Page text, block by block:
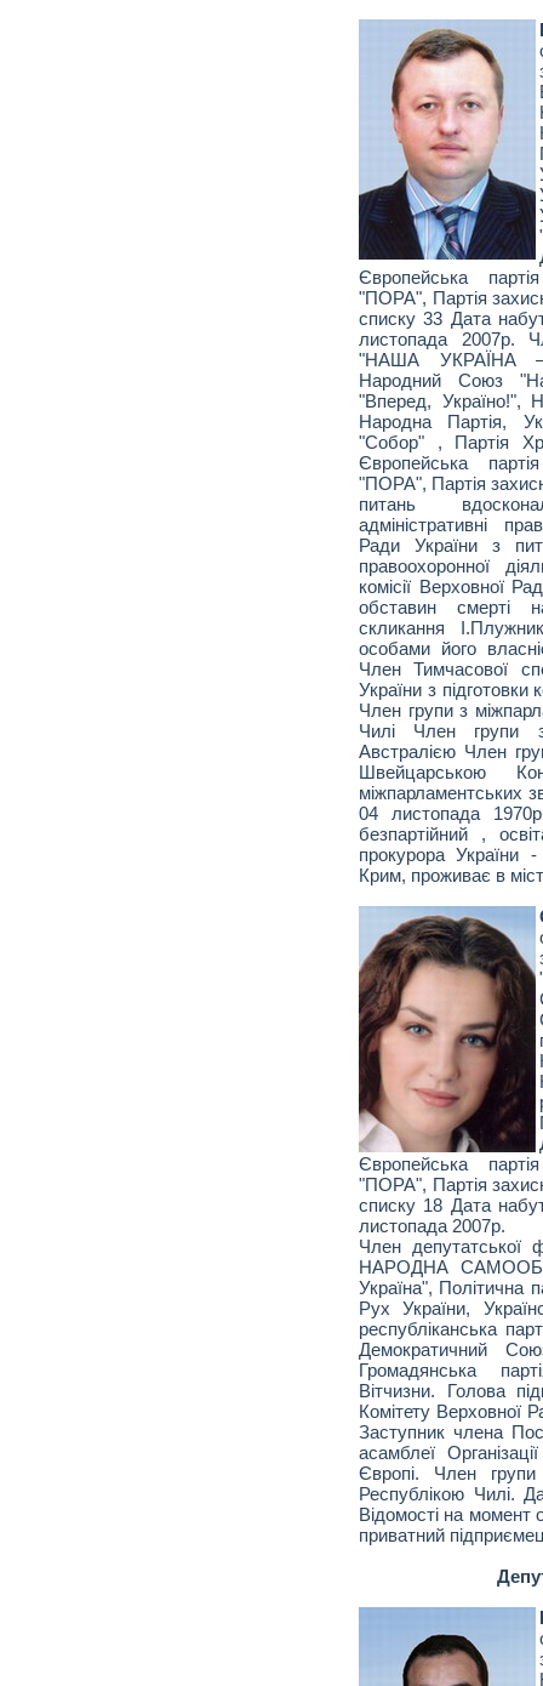
Європейська
"ПОРА", Партія
списку 33 Дата
листопада 2007р.
"НАША УКРАЇНА
Народний Союз
"Вперед, Україно!",
Народна Партія,
"Собор" , Партія
Європейська
"ПОРА", Партія
питань
адміністративні
Ради України з
правоохоронної
комісії Верховної
обставин смерті
скликання
особами його
Член Тимчасової
України з
Член групи з
Чилі Член групи з
Австралією Член
Швейцарською
міжпарламентських
04 листопада
безпартійний ,
прокурора України
Крим, проживає в
Європейська
"ПОРА", Партія
списку 18 Дата
листопада 2007р.
Член
НАРОДНА
Україна", Політична
Рух України,
республіканська
Демократичний
Громадянська
Вітчизни. Голова
Комітету Верховної
Заступник члена
асамблеї
Європі. Член групи
Республікою Чилі.
Відомості на момент
приватний